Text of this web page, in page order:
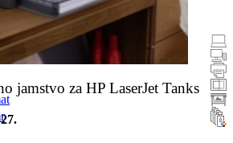
i tablet računala
jamstvo za HP LaserJet Tanks